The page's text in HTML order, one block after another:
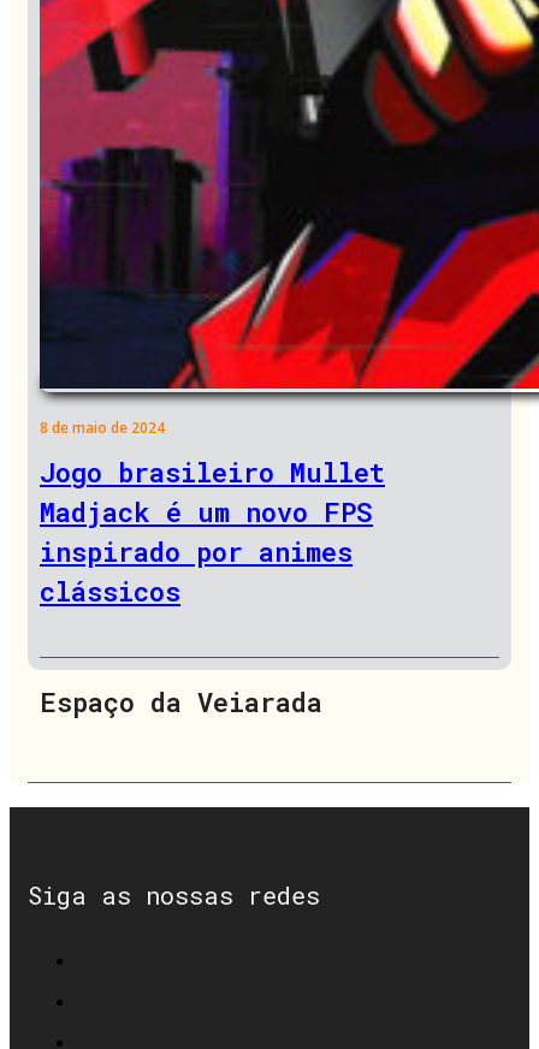
8 de maio de 2024
Jogo brasileiro Mullet
Madjack é um novo FPS
inspirado por animes
clássicos
Espaço da Veiarada
Siga as nossas redes